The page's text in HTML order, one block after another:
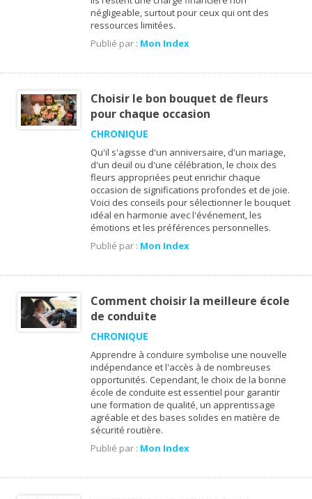
négligeable, surtout pour ceux qui ont des
ressources limitées.
Publié par : Mon Index
Choisir le bon bouquet de fleurs
pour chaque occasion
CHRONIQUE
Qu'il s'agisse d'un anniversaire, d'un mariage,
d'un deuil ou d'une célébration, le choix des
fleurs appropriées peut enrichir chaque
occasion de significations profondes et de joie.
Voici des conseils pour sélectionner le bouquet
idéal en harmonie avec l'événement, les
émotions et les préférences personnelles.
Publié par : Mon Index
Comment choisir la meilleure école
de conduite
CHRONIQUE
Apprendre à conduire symbolise une nouvelle
indépendance et l'accès à de nombreuses
opportunités. Cependant, le choix de la bonne
école de conduite est essentiel pour garantir
une formation de qualité, un apprentissage
agréable et des bases solides en matière de
sécurité routière.
Publié par : Mon Index